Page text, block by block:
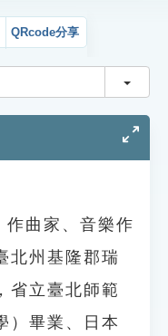
QRcode分享
切換
曲家、音樂作
北州基隆郡瑞
省立臺北師範
）畢業、日本